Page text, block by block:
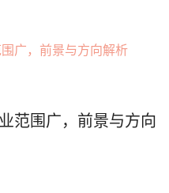
范围广，前景与方向